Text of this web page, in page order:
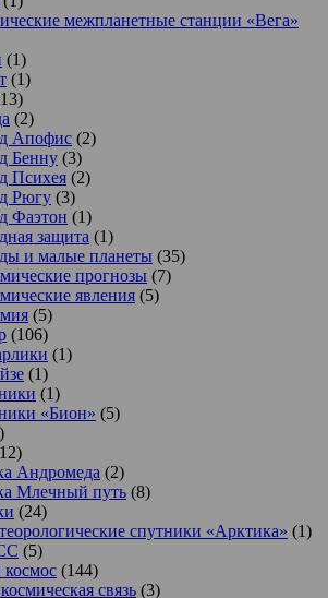
межпланетные станции «Вега»
(1)
(1)
(2)
Апофис (2)
Бенну (3)
Психея (2)
Рюгу (3)
Фаэтон (1)
защита (1)
и малые планеты (35)
прогнозы (7)
явления (5)
(5)
(106)
(1)
(1)
(1)
«Бион» (5)
Андромеда (2)
Млечный путь (8)
(24)
спутники «Арктика» (1)
(5)
(144)
связь (3)